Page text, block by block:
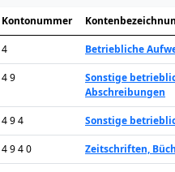
Kontonummer
4 Betriebliche
4 9
Sonstige
Abschreibungen
4 9 4 Sonstige
4 9 4 0 Zeitschriften,